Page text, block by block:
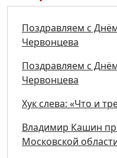
Поздравляем с
Червонцева
Поздравляем с
Червонцева
Хук слева: «Что и
Владимир Кашин
Московской